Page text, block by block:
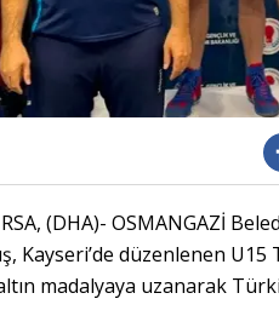
(DHA)- OSMANGAZİ
Kayseri’de düzenlenen U15
madalyaya uzanarak